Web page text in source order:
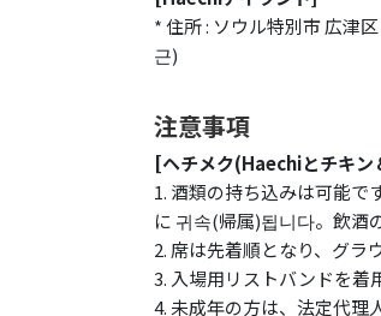
* 住所 : ソウル特別市 広津
근)
注意事項
[ヘチメク(Haechiとチキン
1. 酒類の持ち込みは可能で
に 귀속(帰属)됩니다。飲酒
2. 席は先着順となり、グラ
3. 入場用リストバンドを着
4. 未成年の方は、法定代理